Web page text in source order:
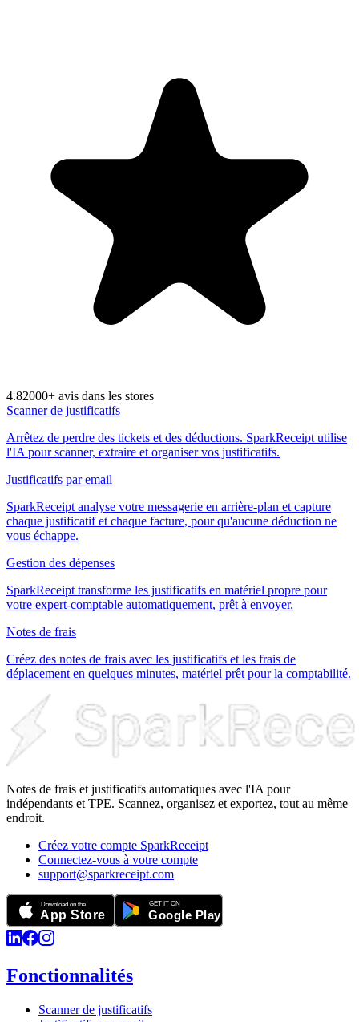
4.82000+ avis dans les stores
Scanner de justificatifs
Arrêtez de perdre des tickets et des déductions. SparkReceipt utilise
l'IA pour scanner, extraire et organiser vos justificatifs.
Justificatifs par email
SparkReceipt analyse votre messagerie en arrière-plan et capture
chaque justificatif et chaque facture, pour qu'aucune déduction ne
vous échappe.
Gestion des dépenses
SparkReceipt transforme les justificatifs en matériel propre pour
votre expert-comptable automatiquement, prêt à envoyer.
Notes de frais
Créez des notes de frais avec les justificatifs et les frais de
déplacement en quelques minutes, matériel prêt pour la comptabilité.
Notes de frais et justificatifs automatiques avec l'IA pour
indépendants et TPE. Scannez, organisez et exportez, tout au même
endroit.
Créez votre compte SparkReceipt
Connectez-vous à votre compte
support@sparkreceipt.com
Fonctionnalités
Scanner de justificatifs